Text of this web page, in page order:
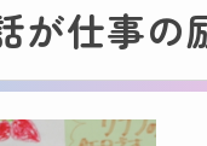
が仕事の